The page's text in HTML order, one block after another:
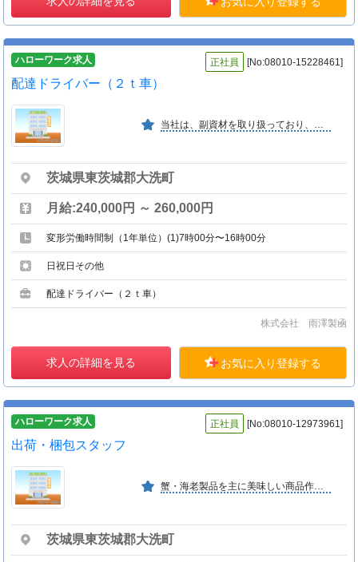
ハローワーク求人 正社員 [No:08010-15228461]
配達ドライバー（２ｔ車）
当社は、副資材を取り扱っており、お客様の需要に応じて、安定した業務内容となってます。
茨城県東茨城郡大洗町
月給:240,000円 ～ 260,000円
変形労働時間制（1年単位）(1)7時00分〜16時00分
日祝日その他
配達ドライバー（２ｔ車）
株式会社 雨澤製凾
求人の詳細を見る お気に入り登録する
ハローワーク求人 正社員 [No:08010-12973961]
出荷・梱包スタッフ
蟹・海老製品を主に美味しい商品作りに取り組んでいます。
茨城県東茨城郡大洗町